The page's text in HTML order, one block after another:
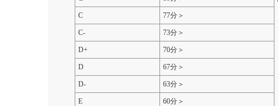
C 77分＞
C- 73分＞
D+ 70分＞
D 67分＞
D- 63分＞
E 60分＞